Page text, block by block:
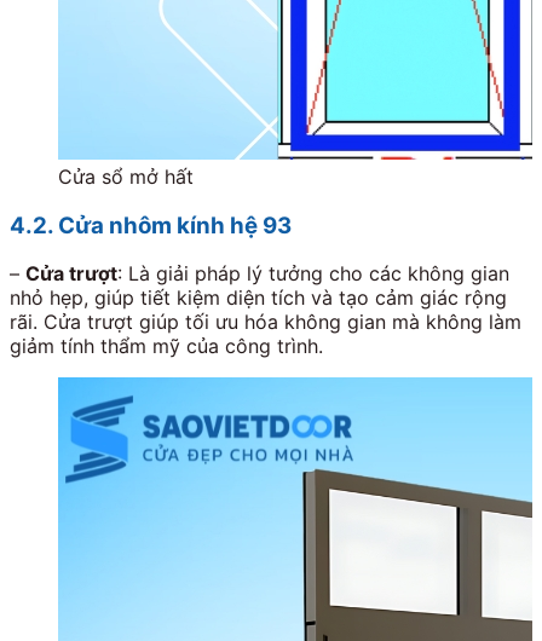
Cửa sổ mở hất
4.2. Cửa nhôm kính hệ 93
– Cửa trượt: Là giải pháp lý tưởng cho các không gian
nhỏ hẹp, giúp tiết kiệm diện tích và tạo cảm giác rộng
rãi. Cửa trượt giúp tối ưu hóa không gian mà không làm
giảm tính thẩm mỹ của công trình.